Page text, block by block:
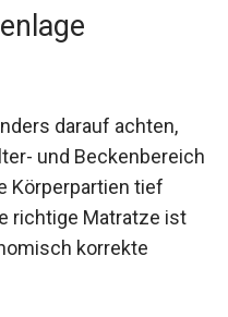
darauf achten,
und Beckenbereich
Körperpartien tief
richtige Matratze ist
korrekte